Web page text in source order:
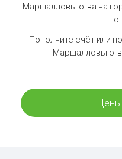
Маршалловы о-ва на
Пополните счёт или
Маршалловы о-
Цены